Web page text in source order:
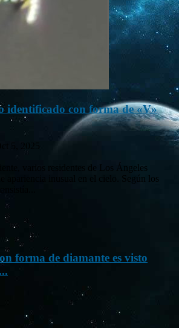
identificado con forma de «V»
varios residentes de Los Ángeles
apariencia inusual en el cielo. Según los
forma de diamante es visto